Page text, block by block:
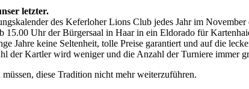
letzter.
des Keferloher Lions Club jedes Jahr im
15.00 Uhr der Bürgersaal in Haar in ein Eldorado für
Jahre keine Seltenheit, tolle Preise garantiert und auf die
der Kartler wird weniger und die Anzahl der Turniere immer
diese Tradition nicht mehr weiterzuführen.